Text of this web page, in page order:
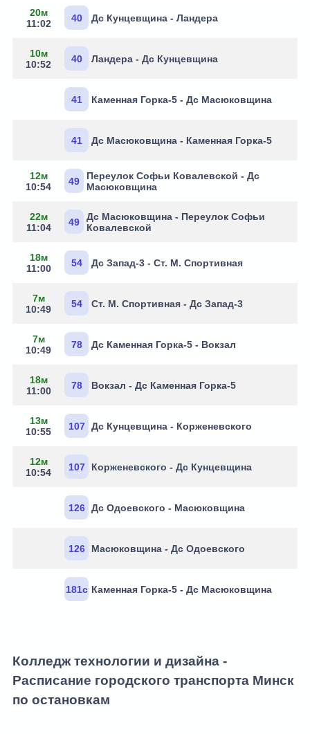
20м
11:02
40 Дс Кунцевщина - Ландера
10м
10:52
40 Ландера - Дс Кунцевщина
41 Каменная Горка-5 - Дс Масюковщина
41 Дс Масюковщина - Каменная Горка-5
12м
10:54
49
Переулок Софьи Ковалевской - Дс
Масюковщина
22м
11:04
49
Дс Масюковщина - Переулок Софьи
Ковалевской
18м
11:00
54 Дс Запад-3 - Ст. М. Спортивная
7м
10:49
54 Ст. М. Спортивная - Дс Запад-3
7м
10:49
78 Дс Каменная Горка-5 - Вокзал
18м
11:00
78 Вокзал - Дс Каменная Горка-5
13м
10:55
107 Дс Кунцевщина - Корженевского
12м
10:54
107 Корженевского - Дс Кунцевщина
126 Дс Одоевского - Масюковщина
126 Масюковщина - Дс Одоевского
181с Каменная Горка-5 - Дс Масюковщина
Колледж технологии и дизайна -
Расписание городского транспорта Минск
по остановкам